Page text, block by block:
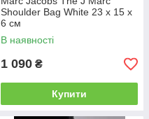
Shoulder Bag White 23 х 15 х
6 см
В наявності
1 090 ₴
Купити